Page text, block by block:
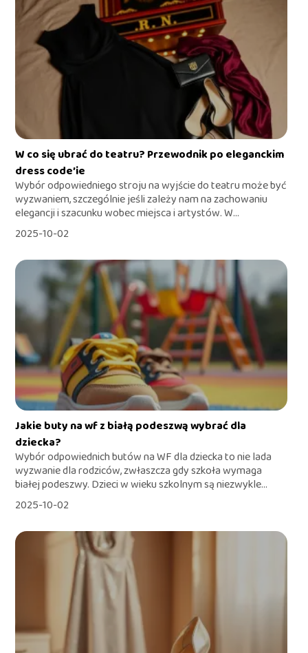
W co się ubrać do teatru? Przewodnik po eleganckim
dress code’ie
Wybór odpowiedniego stroju na wyjście do teatru może być
wyzwaniem, szczególnie jeśli zależy nam na zachowaniu
elegancji i szacunku wobec miejsca i artystów. W...
2025-10-02
Jakie buty na wf z białą podeszwą wybrać dla
dziecka?
Wybór odpowiednich butów na WF dla dziecka to nie lada
wyzwanie dla rodziców, zwłaszcza gdy szkoła wymaga
białej podeszwy. Dzieci w wieku szkolnym są niezwykle...
2025-10-02